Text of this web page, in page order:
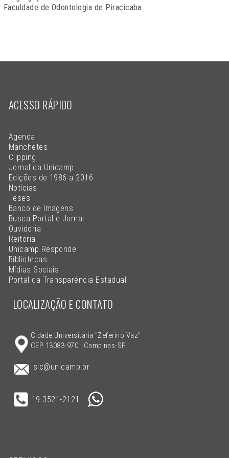
Faculdade de Odontologia de Piracicaba
ACESSO RÁPIDO
Agenda
Manchetes
Clipping
Jornal da Unicamp
Edições de 1986 a 2016
Notícias
Teses
Banco de Imagens
Busca Portal e Jornal
Ouvidoria
Reitoria
Unicamp Responde
Bibliotecas
Mídias Sociais
Portal da Transparência Estadual
LOCALIZAÇÃO E CONTATO
Cidade Universitária "Zeferino Vaz"
CEP 13083-970 | Campinas-SP
sic@unicamp.br
19 3521-2121